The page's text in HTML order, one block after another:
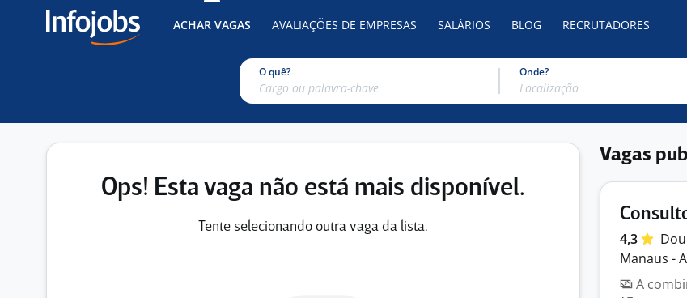
ACHAR VAGAS AVALIAÇÕES DE EMPRESAS SALÁRIOS BLOG RECRUTADORES
O quê? Onde?
Ops! Esta vaga não está mais disponível.
Tente selecionando outra vaga da lista.
Vagas
4,3
Manaus -
A